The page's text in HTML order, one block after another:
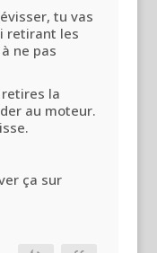
tu vas
retirant les
ne pas
la
au moteur.
ça sur